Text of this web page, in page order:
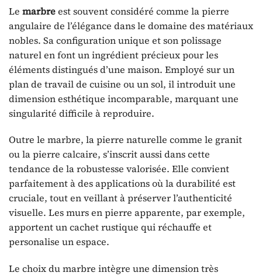
Le marbreest souvent considéré comme la pierre
angulaire de l’élégance dans le domaine des matériaux
nobles. Sa configuration unique et son polissage
naturel en font un ingrédient précieux pour les
éléments distingués d’une maison. Employé sur un
plan de travail de cuisine ou un sol, il introduit une
dimension esthétique incomparable, marquant une
singularité difficile à reproduire.
Outre le marbre, la pierre naturelle comme le granit
ou la pierre calcaire, s’inscrit aussi dans cette
tendance de la robustesse valorisée. Elle convient
parfaitement à des applications où la durabilité est
cruciale, tout en veillant à préserver l’authenticité
visuelle. Les murs en pierre apparente, par exemple,
apportent un cachet rustique qui réchauffe et
personalise un espace.
Le choix du marbre intègre une dimension très